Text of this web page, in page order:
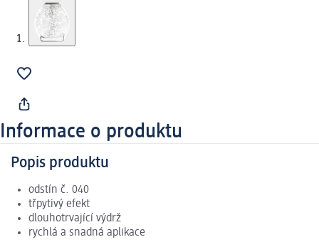
Informace o produktu
Popis produktu
odstín č. 040
třpytivý efekt
dlouhotrvající výdrž
rychlá a snadná aplikace